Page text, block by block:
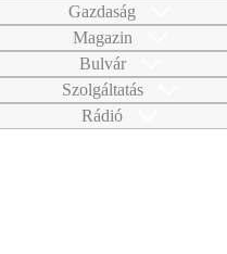
Gazdaság
Magazin
Bulvár
Szolgáltatás
Rádió